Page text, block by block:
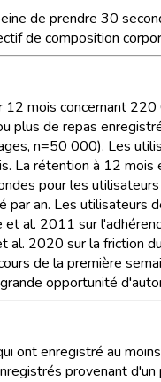
de prendre 30
de composition
mois concernant
plus de repas
n=50 000). Les
La rétention à 12
pour les
par an. Les
al. 2011 sur
2020 sur la friction
de la première
opportunité
ont enregistré au
provenant